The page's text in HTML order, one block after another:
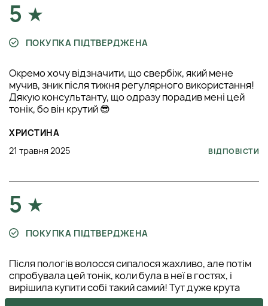
5
ПОКУПКА ПІДТВЕРДЖЕНА
Окремо хочу відзначити, що свербіж, який мене
мучив, зник після тижня регулярного використання!
Дякую консультанту, що одразу порадив мені цей
тонік, бо він крутий 😎
ХРИСТИНА
21 травня 2025
ВІДПОВІСТИ
5
ПОКУПКА ПІДТВЕРДЖЕНА
Після пологів волосся сипалося жахливо, але потім
спробувала цей тонік, коли була в неї в гостях, і
вирішила купити собі такий самий! Тут дуже крута
формула, бо уже через місяць помітила значне